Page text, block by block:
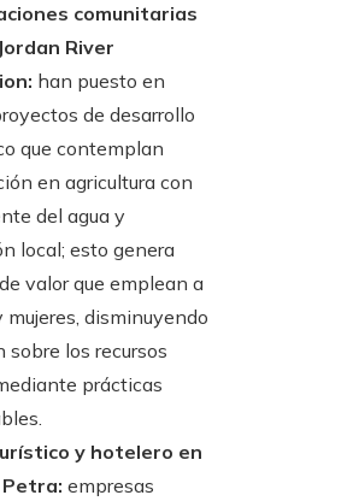
comunitarias
River
han puesto en
de desarrollo
que contemplan
en agricultura con
del agua y
local; esto genera
valor que emplean a
mujeres, disminuyendo
sobre los recursos
prácticas
y hotelero en
empresas